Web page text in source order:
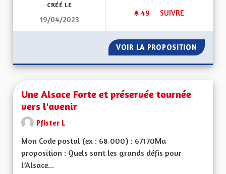
CRÉÉ LE
19/04/2023
49 49 ABONNÉS
SUIVRE
VOIR LA PROPOSITION UNE
Une Alsace Forte et préservée tournée
vers l'avenir
Pfister L
Mon Code postal (ex : 68 000) : 67170Ma
proposition : Quels sont les grands défis pour
l’Alsace...